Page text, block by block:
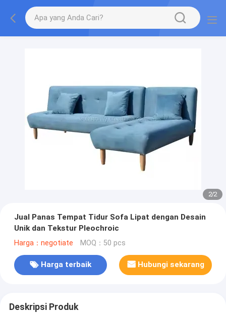
2/2
Jual Panas Tempat Tidur Sofa Lipat dengan Desain
Unik dan Tekstur Pleochroic
Harga：negotiate MOQ：50 pcs
Harga terbaik Hubungi sekarang
Deskripsi Produk